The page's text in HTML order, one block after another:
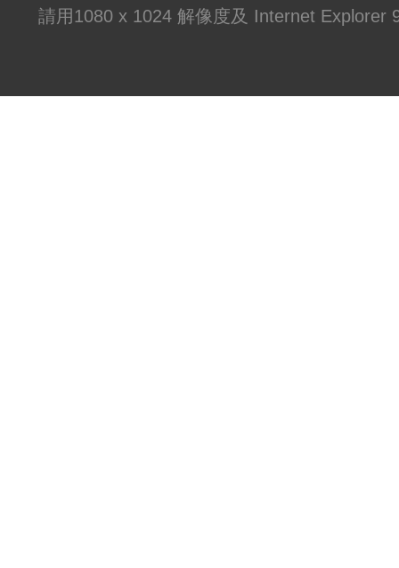
請用1080 x 1024 解像度及 Internet Explorer